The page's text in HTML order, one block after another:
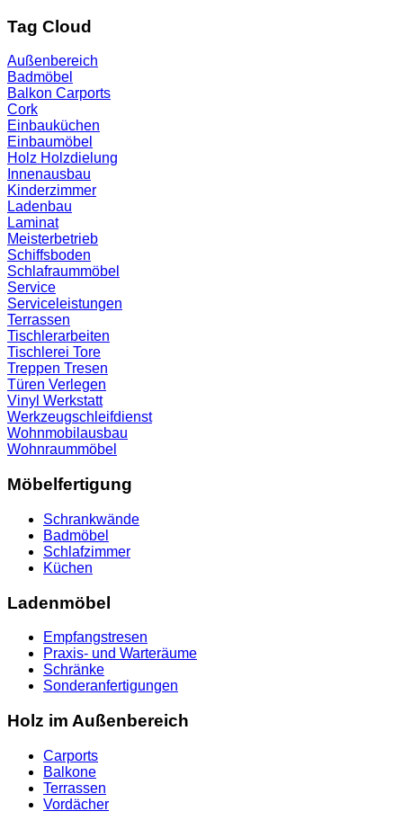
Tag Cloud
Außenbereich
Badmöbel
Balkon Carports
Cork
Einbauküchen
Einbaumöbel
Holz Holzdielung
Innenausbau
Kinderzimmer
Ladenbau
Laminat
Meisterbetrieb
Schiffsboden
Schlafraummöbel
Service
Serviceleistungen
Terrassen
Tischlerarbeiten
Tischlerei Tore
Treppen Tresen
Türen Verlegen
Vinyl Werkstatt
Werkzeugschleifdienst
Wohnmobilausbau
Wohnraummöbel
Möbelfertigung
Schrankwände
Badmöbel
Schlafzimmer
Küchen
Ladenmöbel
Empfangstresen
Praxis- und Warteräume
Schränke
Sonderanfertigungen
Holz im Außenbereich
Carports
Balkone
Terrassen
Vordächer